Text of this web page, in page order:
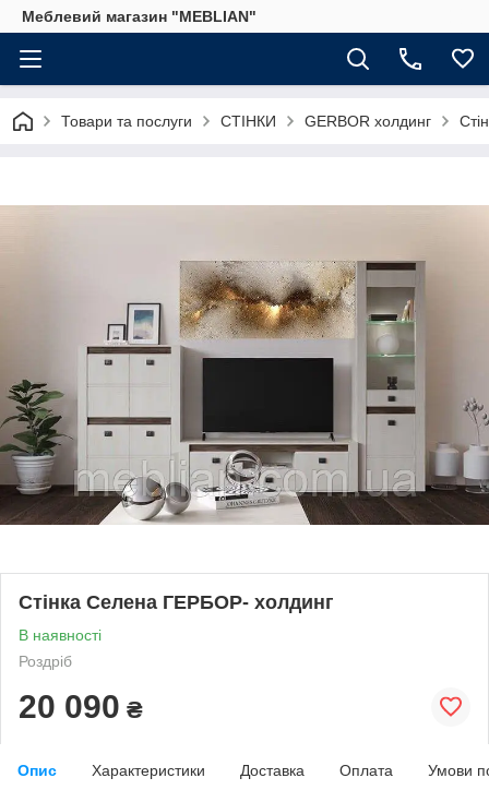
Меблевий магазин "MEBLIAN"
Товари та послуги СТІНКИ GERBOR холдинг
Стінка Селена ГЕРБОР- холдинг
В наявності
Роздріб
20 090 ₴
Опис Характеристики Доставка Оплата Умови